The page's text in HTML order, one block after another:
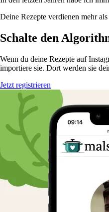
Deine Rezepte verdienen mehr
Schalte den
Wenn du deine Rezepte auf
importiere sie. Dort werden sie
Jetzt registrieren